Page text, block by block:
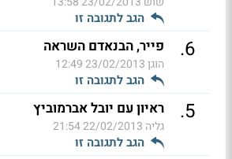
הגב לתגובה זו
6
. פייר, הבנאדם השראה
הוגן23/02/2013 12:49
הגב לתגובה זו
5
. ראיון עם יובל אברמוביץ
גליה 22/02/2013 21:54
הגב לתגובה זו